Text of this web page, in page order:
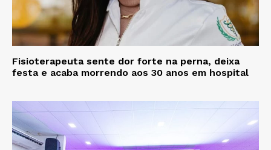
Fisioterapeuta sente dor forte na perna, deixa
festa e acaba morrendo aos 30 anos em hospital